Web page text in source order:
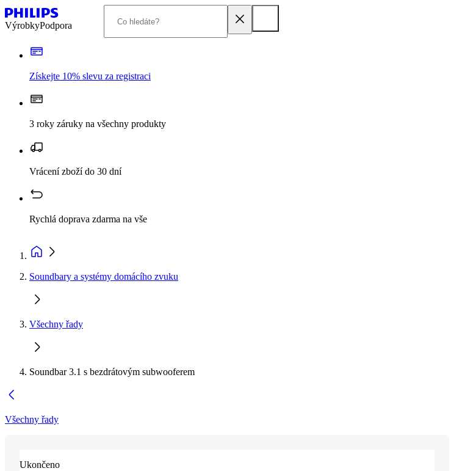
VýrobkyPodpora
Získejte 10% slevu za registraci
3 roky záruky na všechny produkty
Vrácení zboží do 30 dní
Rychlá doprava zdarma na vše
Soundbary a systémy domácího zvuku
Všechny řady
Soundbar 3.1 s bezdrátovým subwooferem
Všechny řady
Ukončeno